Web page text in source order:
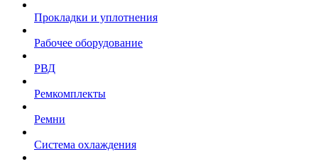
Прокладки и уплотнения
Рабочее оборудование
РВД
Ремкомплекты
Ремни
Система охлаждения